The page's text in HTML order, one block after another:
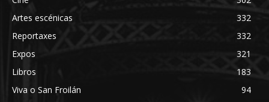
Artes escénicas
332
Reportaxes
332
Expos
321
Libros
183
Viva o San Froilán
94